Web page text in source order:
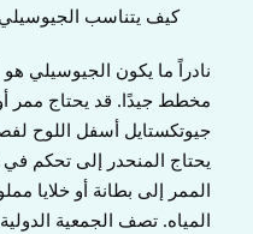
كيف يتناسب
نادراً ما يكون الجيوسيلي
مخطط جيدًا. قد يحتاج ممر
جيوتكستايل أسفل اللوح
يحتاج المنحدر إلى تحكم
الممر إلى بطانة أو خلايا
المياه. تصف الجمعية